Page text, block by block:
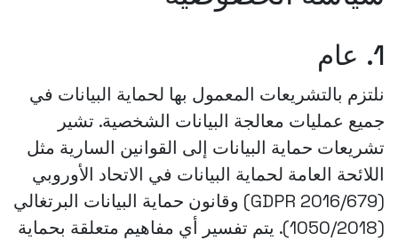
1. عام
نلتزم بالتشريعات المعمول بها لحماية البيانات في
جميع عمليات معالجة البيانات الشخصية. تشير
تشريعات حماية البيانات إلى القوانين السارية مثل
اللائحة العامة لحماية البيانات في الاتحاد الأوروبي
(GDPR 2016/679) وقانون حماية البيانات البرتغالي
(1050/2018). يتم تفسير أي مفاهيم متعلقة بحماية